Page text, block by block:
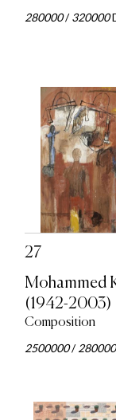
280000/320000
27
Mohammed
(1942-2003)
Composition
2500000/